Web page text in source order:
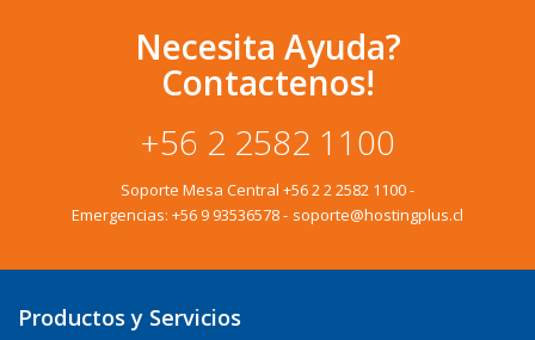
Necesita Ayuda?
Contactenos!
+56 2 2582 1100
Soporte Mesa Central +56 2 2 2582 1100-
Emergencias: +56 9 93536578- soporte@hostingplus.cl
Productos y Servicios